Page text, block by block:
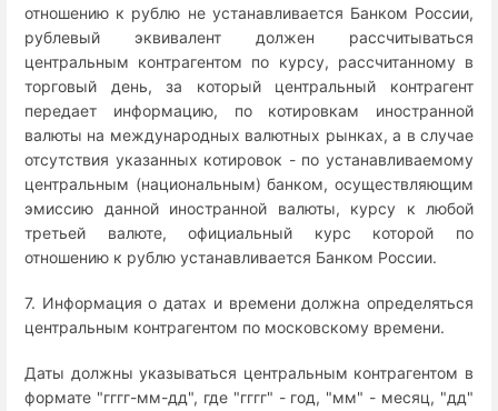
отношению к рублю не устанавливается Банком России,
рублевый эквивалент должен рассчитываться
центральным контрагентом по курсу, рассчитанному в
торговый день, за который центральный контрагент
передает информацию, по котировкам иностранной
валюты на международных валютных рынках, а в случае
отсутствия указанных котировок - по устанавливаемому
центральным (национальным) банком, осуществляющим
эмиссию данной иностранной валюты, курсу к любой
третьей валюте, официальный курс которой по
отношению к рублю устанавливается Банком России.
7. Информация о датах и времени должна определяться
центральным контрагентом по московскому времени.
Даты должны указываться центральным контрагентом в
формате "гггг-мм-дд", где "гггг" - год, "мм" - месяц, "дд"